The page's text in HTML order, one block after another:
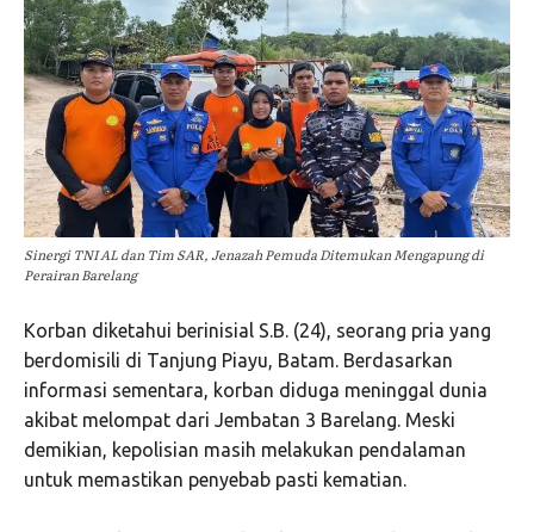
Sinergi TNI AL dan Tim SAR, Jenazah Pemuda Ditemukan Mengapung di
Perairan Barelang
Korban diketahui berinisial S.B. (24), seorang pria yang
berdomisili di Tanjung Piayu, Batam. Berdasarkan
informasi sementara, korban diduga meninggal dunia
akibat melompat dari Jembatan 3 Barelang. Meski
demikian, kepolisian masih melakukan pendalaman
untuk memastikan penyebab pasti kematian.